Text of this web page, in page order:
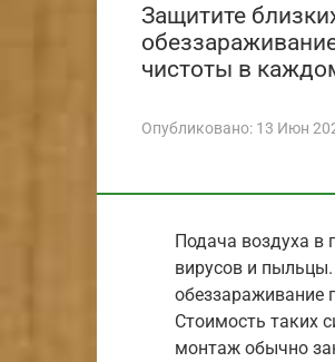
Защитите
чистоты в
Опубликовано: 13 Июн
Подача воздуха в
вирусов и
обеззараживание
Стоимость таких
монтаж обычно